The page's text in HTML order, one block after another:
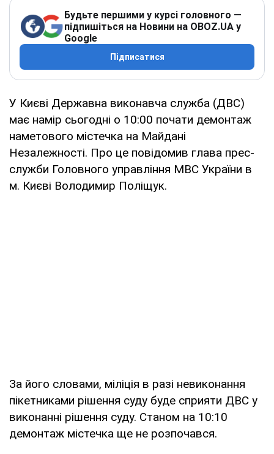
Будьте першими у курсі головного —
підпишіться на Новини на OBOZ.UA у
Google
Підписатися
У Києві Державна виконавча служба (ДВС)
має намір сьогодні о 10:00 почати демонтаж
наметового містечка на Майдані
Незалежності. Про це повідомив глава прес-
служби Головного управління МВС України в
м. Києві Володимир Поліщук.
За його словами, міліція в разі невиконання
пікетниками рішення суду буде сприяти ДВС у
виконанні рішення суду. Станом на 10:10
демонтаж містечка ще не розпочався.